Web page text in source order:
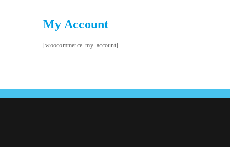
My Account
[woocommerce_my_account]